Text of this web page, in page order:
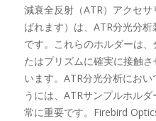
減衰全反射（ATR）アクセ
ばれます）は、ATR分光分
です。これらのホルダーは
たはプリズムに確実に接触
います。ATR分光分析にお
うには、ATRサンプルホル
常に重要です。Firebird